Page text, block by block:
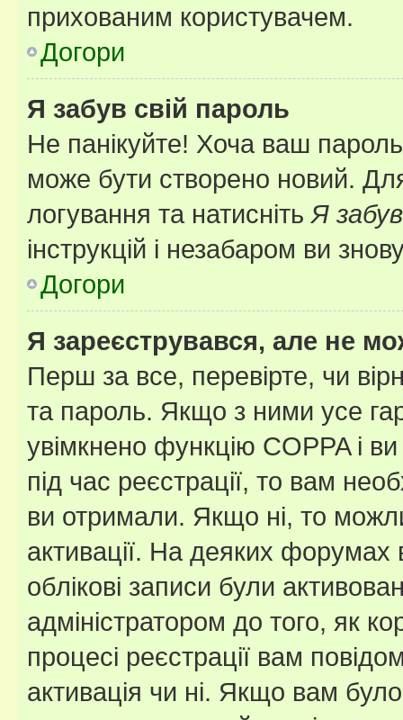
прихованим користувачем.
Догори
Я забув свій пароль
Не панікуйте! Хоча ваш
може бути створено новий.
логування та натисніть Я
інструкцій і незабаром ви
Догори
Я зареєструвався, але не
Перш за все, перевірте, чи
та пароль. Якщо з ними усе
увімкнено функцію COPPA і
під час реєстрації, то вам
ви отримали. Якщо ні, то
активації. На деяких форумах
облікові записи були
адміністратором до того, як
процесі реєстрації вам
активація чи ні. Якщо вам